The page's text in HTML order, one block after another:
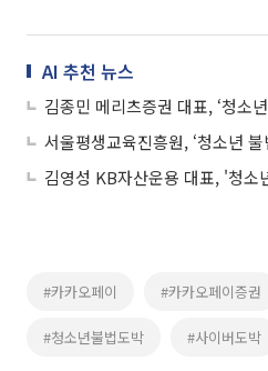
AI 추천 뉴스
#카카오페이 #카카오페이증권
#청소년불법도박 #사이버도박